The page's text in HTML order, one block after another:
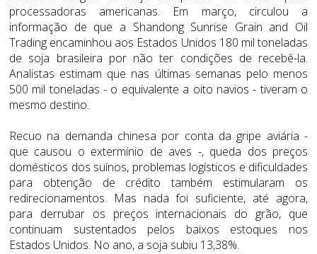
processadoras americanas. Em março, circulou a
informação de que a Shandong Sunrise Grain and Oil
Trading encaminhou aos Estados Unidos 180 mil toneladas
de soja brasileira por não ter condições de recebê-la.
Analistas estimam que nas últimas semanas pelo menos
500 mil toneladas - o equivalente a oito navios - tiveram o
mesmo destino.
Recuo na demanda chinesa por conta da gripe aviária -
que causou o extermínio de aves -, queda dos preços
domésticos dos suínos, problemas logísticos e dificuldades
para obtenção de crédito também estimularam os
redirecionamentos. Mas nada foi suficiente, até agora,
para derrubar os preços internacionais do grão, que
continuam sustentados pelos baixos estoques nos
Estados Unidos. No ano, a soja subiu 13,38%.